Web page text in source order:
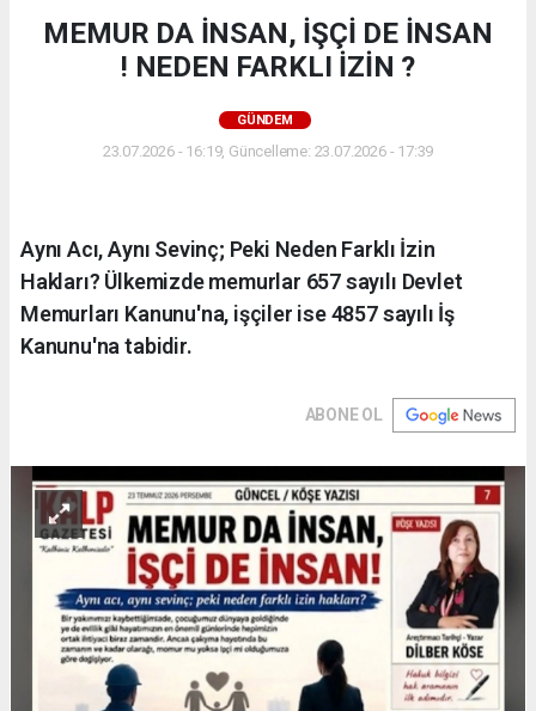
MEMUR DA İNSAN, İŞÇİ DE İNSAN
! NEDEN FARKLI İZİN ?
GÜNDEM
23.07.2026 - 16:19, Güncelleme: 23.07.2026 - 17:39
Aynı Acı, Aynı Sevinç; Peki Neden Farklı İzin
Hakları? Ülkemizde memurlar 657 sayılı Devlet
Memurları Kanunu'na, işçiler ise 4857 sayılı İş
Kanunu'na tabidir.
ABONE OL